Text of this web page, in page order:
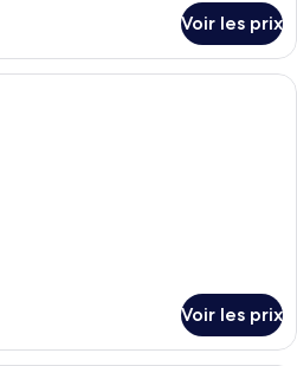
Voir les prix
Une chambre d’hôtel avec un
Voir les prix